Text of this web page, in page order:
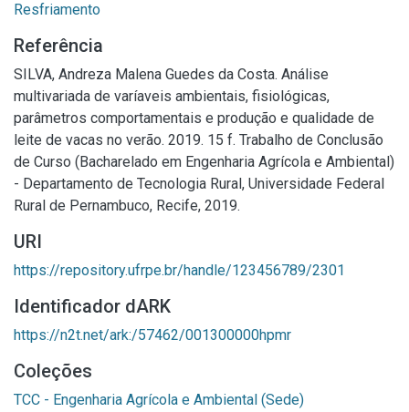
Resfriamento
Referência
SILVA, Andreza Malena Guedes da Costa. Análise
multivariada de varíaveis ambientais, fisiológicas,
parâmetros comportamentais e produção e qualidade de
leite de vacas no verão. 2019. 15 f. Trabalho de Conclusão
de Curso (Bacharelado em Engenharia Agrícola e Ambiental)
- Departamento de Tecnologia Rural, Universidade Federal
Rural de Pernambuco, Recife, 2019.
URI
https://repository.ufrpe.br/handle/123456789/2301
Identificador dARK
https://n2t.net/ark:/57462/001300000hpmr
Coleções
TCC - Engenharia Agrícola e Ambiental (Sede)